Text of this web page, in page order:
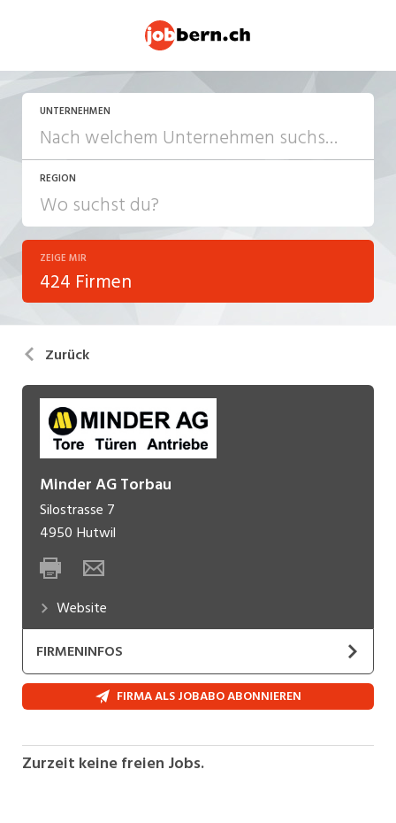
UNTERNEHMEN
REGION
ZEIGE MIR
424 Firmen
Zurück
Minder AG Torbau
Silostrasse 7
4950 Hutwil
Website
FIRMENINFOS
Das erfolgreiche Schweizer Familienunternehmen
MINDER AG wurde im Jahre 1914 durch Gottlieb
beschäftigt im oberaargauischen Huttwil und
FIRMA ALS JOBABO ABONNIEREN
Zurzeit keine freien Jobs.